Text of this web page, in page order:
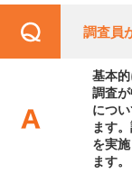
調査員
基本
調査
につ
ます
を実
ます。